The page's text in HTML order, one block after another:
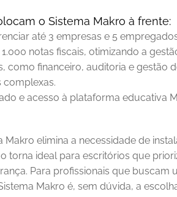
o Sistema Makro à frente:
até 3 empresas e 5
notas fiscais, otimizando a
como financeiro, auditoria e gestão
complexas.
e acesso à plataforma educativa
Makro elimina a necessidade de
torna ideal para escritórios que
Para profissionais que buscam
Makro é, sem dúvida, a